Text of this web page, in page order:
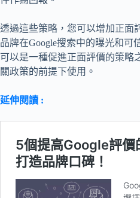
透過這些策略，您可以增加正面
品牌在Google搜索中的曝光和可
可以是一種促進正面評價的策略
關政策的前提下使用。
延伸閱讀 :